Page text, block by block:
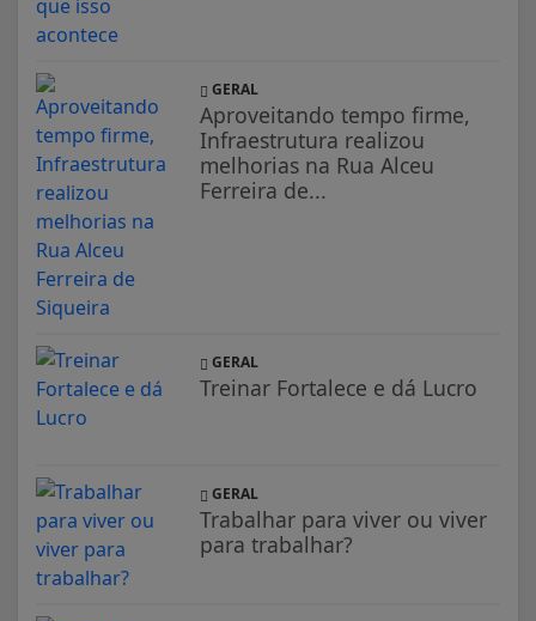
GERAL
Aproveitando tempo firme,
Infraestrutura realizou
melhorias na Rua Alceu
Ferreira de...
GERAL
Treinar Fortalece e dá Lucro
GERAL
Trabalhar para viver ou viver
para trabalhar?